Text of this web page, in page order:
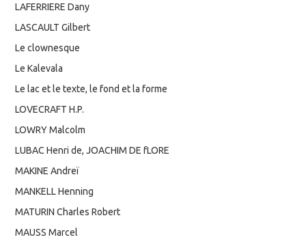
LAFERRIERE Dany
LASCAULT Gilbert
Le clownesque
Le Kalevala
Le lac et le texte, le fond et la forme
LOVECRAFT H.P.
LOWRY Malcolm
LUBAC Henri de, JOACHIM DE fLORE
MAKINE Andreï
MANKELL Henning
MATURIN Charles Robert
MAUSS Marcel